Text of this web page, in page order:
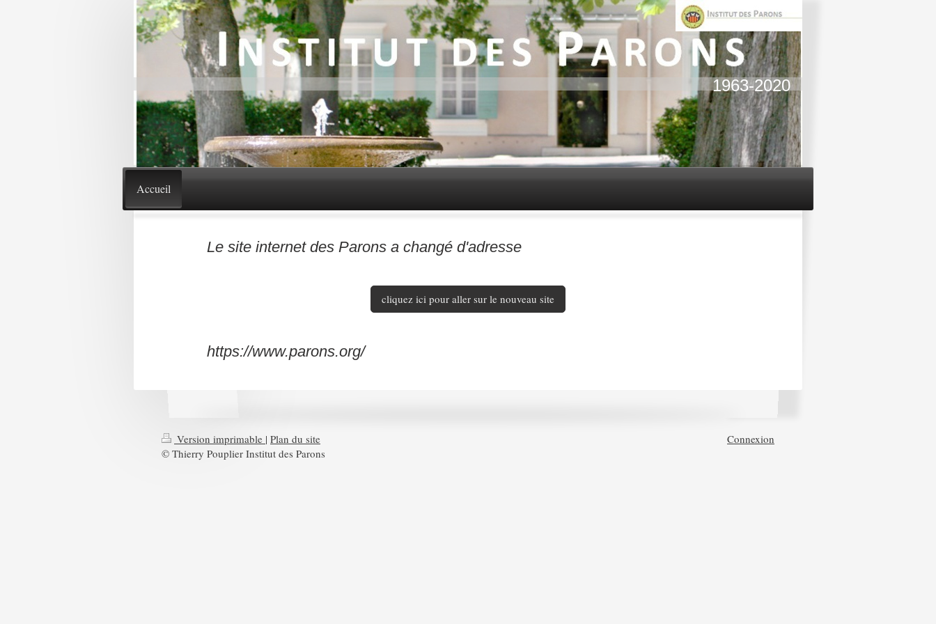
1963-2020
Accueil
Le site internet des Parons a changé d'adresse
cliquez ici pour aller sur le nouveau site
https://www.parons.org/
Version imprimable | Plan du site
© Thierry Pouplier Institut des Parons
Connexion